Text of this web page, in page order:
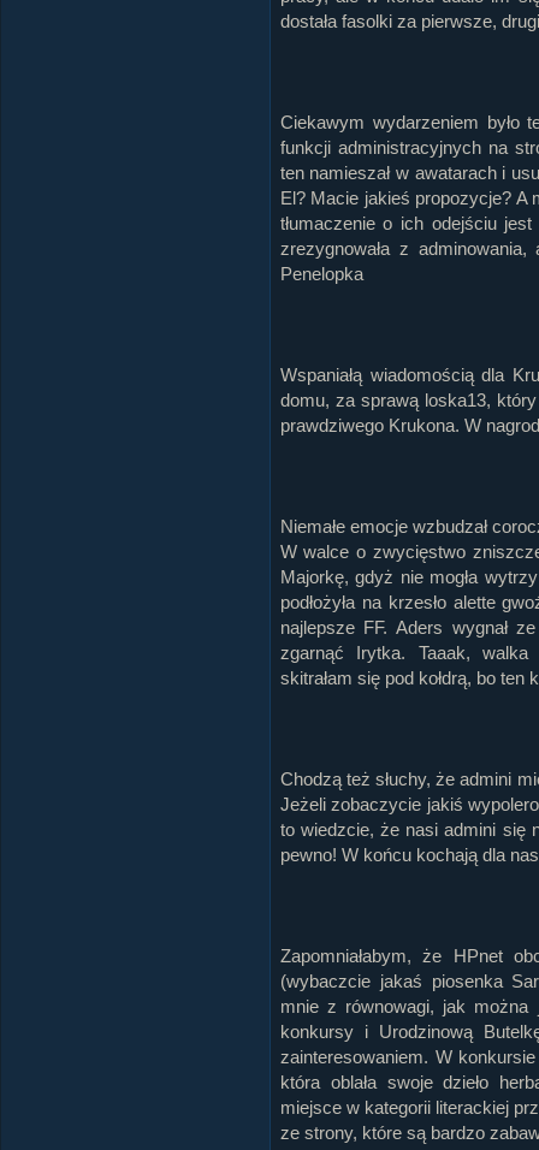
dostała fasolki za pierwsze,
Ciekawym wydarzeniem było
funkcji administracyjnych na
ten namieszał w awatarach i
El? Macie jakieś propozycje? A
tłumaczenie o ich odejściu
zrezygnowała z
Penelopka
Wspaniałą wiadomością dla
domu, za sprawą loska13,
prawdziwego Krukona. W
Niemałe emocje wzbudzał
W walce o zwycięstwo
Majorkę, gdyż nie mogła
podłożyła na krzesło alette
najlepsze FF. Aders wygnał
zgarnąć Irytka. Taaak,
skitrałam się pod kołdrą, bo ten
Chodzą też słuchy, że admini
Jeżeli zobaczycie jakiś
to wiedzcie, że nasi admini się
pewno! W końcu kochają dla
Zapomniałabym, że HPnet
(wybaczcie jakaś piosenka
mnie z równowagi, jak można
konkursy i Urodzinową
zainteresowaniem. W
która oblała swoje dzieło
miejsce w kategorii literackiej
ze strony, które są bardzo